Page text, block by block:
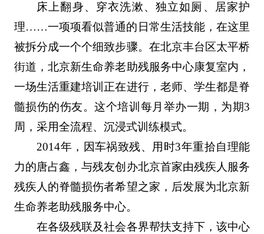
床上翻身、穿衣洗漱、独立如厕、居家护
理……一项项看似普通的日常生活技能，在这里
被拆分成一个个细致步骤。在北京丰台区太平桥
街道，北京新生命养老助残服务中心康复室内，
一场生活重建培训正在进行，老师、学生都是脊
髓损伤的伤友。这个培训每月举办一期，为期3
周，采用全流程、沉浸式训练模式。
2014年，因车祸致残、用时3年重拾自理能
力的唐占鑫，与残友创办北京首家由残疾人服务
残疾人的脊髓损伤者希望之家，后发展为北京新
生命养老助残服务中心。
在各级残联及社会各界帮扶支持下，该中心